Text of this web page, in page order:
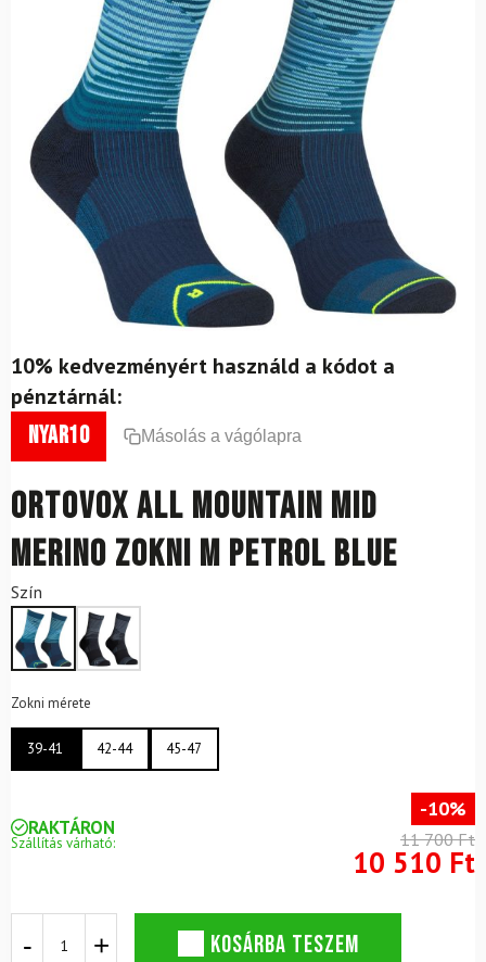
10% kedvezményért használd a kódot a
pénztárnál:
nyar10 Másolás a vágólapra
ORTOVOX All Mountain Mid
Merino Zokni M Petrol Blue
Szín
Zokni mérete
39-41 42-44 45-47
RAKTÁRON
Szállítás várható:
-10%
11 700 Ft
10 510 Ft
All
KOSÁRBA TESZEM